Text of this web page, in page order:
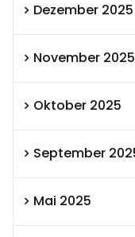
Dezember 2025
November 2025
Oktober 2025
September
Mai 2025